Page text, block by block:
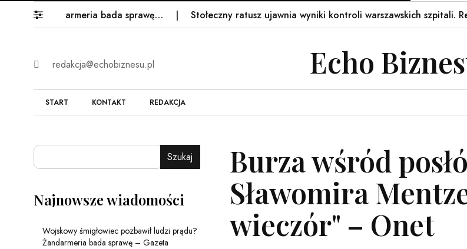
Żandarmeria bada sprawę… Stołeczny ratusz ujawnia wyniki kontroli warszawskich szpitali.
redakcja@echobiznesu.pl Echo
START KONTAKT REDAKCJA
Burza wśród
Sławomira
wieczór" – Onet
Szukaj
Najnowsze wiadomości
Wojskowy śmigłowiec pozbawił ludzi prądu?
Żandarmeria bada sprawę – Gazeta